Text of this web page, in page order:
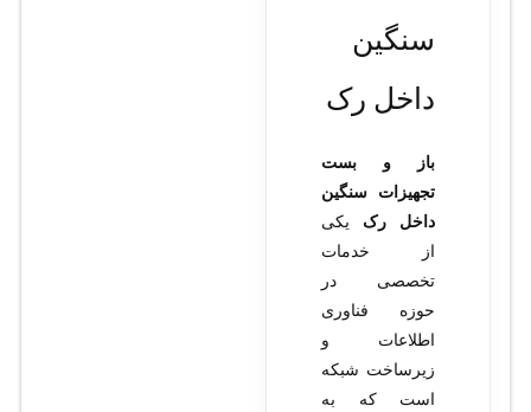
سنگین
داخل رک
باز و بست
تجهیزات سنگین
داخل رک یکی
از خدمات
تخصصی در
حوزه فناوری
اطلاعات و
زیرساخت شبکه
است که به